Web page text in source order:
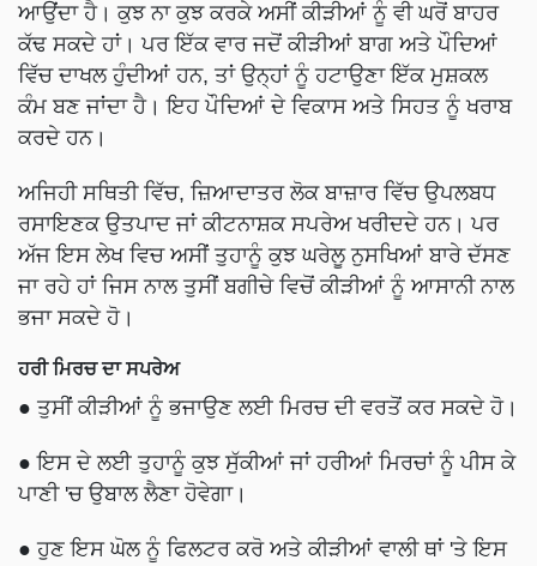
ਆਉਂਦਾ ਹੈ। ਕੁਝ ਨਾ ਕੁਝ ਕਰਕੇ ਅਸੀਂ ਕੀੜੀਆਂ ਨੂੰ ਵੀ ਘਰੋਂ ਬਾਹਰ
ਕੱਢ ਸਕਦੇ ਹਾਂ। ਪਰ ਇੱਕ ਵਾਰ ਜਦੋਂ ਕੀੜੀਆਂ ਬਾਗ ਅਤੇ ਪੌਦਿਆਂ
ਵਿੱਚ ਦਾਖਲ ਹੁੰਦੀਆਂ ਹਨ, ਤਾਂ ਉਨ੍ਹਾਂ ਨੂੰ ਹਟਾਉਣਾ ਇੱਕ ਮੁਸ਼ਕਲ
ਕੰਮ ਬਣ ਜਾਂਦਾ ਹੈ। ਇਹ ਪੌਦਿਆਂ ਦੇ ਵਿਕਾਸ ਅਤੇ ਸਿਹਤ ਨੂੰ ਖਰਾਬ
ਕਰਦੇ ਹਨ।
ਅਜਿਹੀ ਸਥਿਤੀ ਵਿੱਚ, ਜ਼ਿਆਦਾਤਰ ਲੋਕ ਬਾਜ਼ਾਰ ਵਿੱਚ ਉਪਲਬਧ
ਰਸਾਇਣਕ ਉਤਪਾਦ ਜਾਂ ਕੀਟਨਾਸ਼ਕ ਸਪਰੇਅ ਖਰੀਦਦੇ ਹਨ। ਪਰ
ਅੱਜ ਇਸ ਲੇਖ ਵਿਚ ਅਸੀਂ ਤੁਹਾਨੂੰ ਕੁਝ ਘਰੇਲੂ ਨੁਸਖਿਆਂ ਬਾਰੇ ਦੱਸਣ
ਜਾ ਰਹੇ ਹਾਂ ਜਿਸ ਨਾਲ ਤੁਸੀਂ ਬਗੀਚੇ ਵਿਚੋਂ ਕੀੜੀਆਂ ਨੂੰ ਆਸਾਨੀ ਨਾਲ
ਭਜਾ ਸਕਦੇ ਹੋ।
ਹਰੀ ਮਿਰਚ ਦਾ ਸਪਰੇਅ
● ਤੁਸੀਂ ਕੀੜੀਆਂ ਨੂੰ ਭਜਾਉਣ ਲਈ ਮਿਰਚ ਦੀ ਵਰਤੋਂ ਕਰ ਸਕਦੇ ਹੋ।
● ਇਸ ਦੇ ਲਈ ਤੁਹਾਨੂੰ ਕੁਝ ਸੁੱਕੀਆਂ ਜਾਂ ਹਰੀਆਂ ਮਿਰਚਾਂ ਨੂੰ ਪੀਸ ਕੇ
ਪਾਣੀ 'ਚ ਉਬਾਲ ਲੈਣਾ ਹੋਵੇਗਾ।
● ਹੁਣ ਇਸ ਘੋਲ ਨੂੰ ਫਿਲਟਰ ਕਰੋ ਅਤੇ ਕੀੜੀਆਂ ਵਾਲੀ ਥਾਂ 'ਤੇ ਇਸ